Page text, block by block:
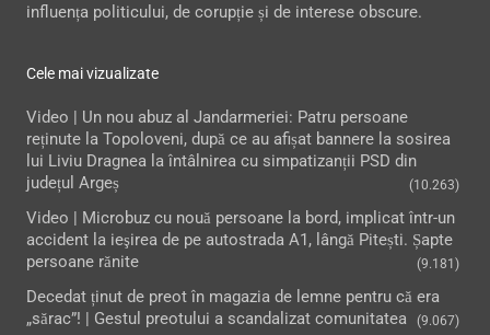
influența politicului, de corupție și de interese obscure.
Cele mai vizualizate
Video | Un nou abuz al Jandarmeriei: Patru persoane
reținute la Topoloveni, după ce au afișat bannere la sosirea
lui Liviu Dragnea la întâlnirea cu simpatizanții PSD din
județul Argeș
(10.263)
Video | Microbuz cu nouă persoane la bord, implicat într-un
accident la ieşirea de pe autostrada A1, lângă Pitești. Șapte
persoane rănite
(9.181)
Decedat ținut de preot în magazia de lemne pentru că era
„sărac”! | Gestul preotului a scandalizat comunitatea
(9.067)